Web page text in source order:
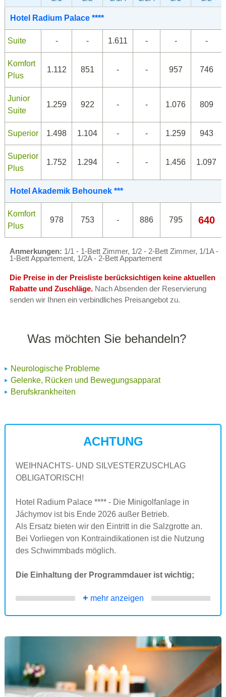
Hotel Radium Palace ****
Suite - - 1.611 - - -
Komfort
Plus
1.112 851 - - 957 746
Junior
Suite
1.259 922 - - 1.076 809
Superior 1.498 1.104 - - 1.259 943
Superior
Plus
1.752 1.294 - - 1.456 1.097
Hotel Akademik Behounek ***
Komfort
Plus
978 753 - 886 795 640
Anmerkungen: 1/1 - 1-Bett Zimmer, 1/2 - 2-Bett Zimmer, 1/1A -
1-Bett Appartement, 1/2A - 2-Bett Appartement
Die Preise in der Preisliste berücksichtigen keine aktuellen
Rabatte und Zuschläge. Nach Absenden der Reservierung
senden wir Ihnen ein verbindliches Preisangebot zu.
Was möchten Sie behandeln?
Neurologische Probleme
Gelenke, Rücken und Bewegungsapparat
Berufskrankheiten
ACHTUNG
WEIHNACHTS- UND SILVESTERZUSCHLAG
OBLIGATORISCH!
Hotel Radium Palace **** - Die Minigolfanlage in
Jáchymov ist bis Ende 2026 außer Betrieb.
Als Ersatz bieten wir den Eintritt in die Salzgrotte an.
Bei Vorliegen von Kontraindikationen ist die Nutzung
des Schwimmbads möglich.
Die Einhaltung der Programmdauer ist wichtig;
+ mehr anzeigen